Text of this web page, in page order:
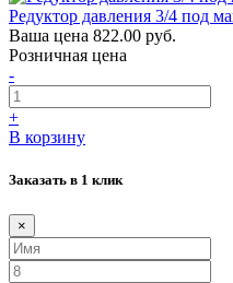
Редуктор давления 3/4 под
Ваша цена 822.00 руб.
Розничная цена
-
+
В корзину
Заказать в 1 клик
×